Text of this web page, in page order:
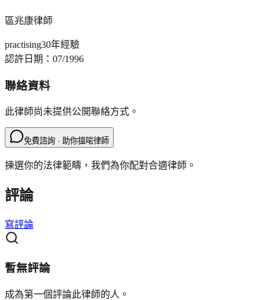
區兆康律師
practising30年經驗
認許日期： 07/1996
聯絡資料
此律師尚未提供公開聯絡方式。
免費諮詢 · 助你搵啱律師
揀選你的法律範疇，我們為你配對合適律師。
評論
寫評論
暫無評論
成為第一個評論此律師的人。